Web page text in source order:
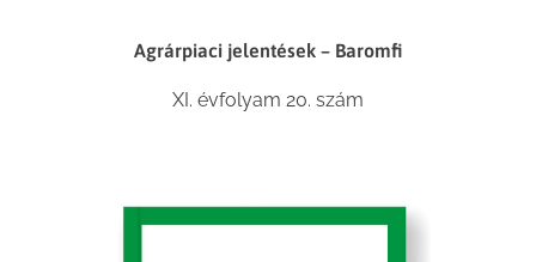
Agrárpiaci jelentések – Baromfi
XI. évfolyam 20. szám